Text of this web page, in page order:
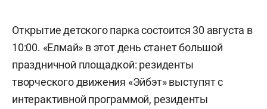
Открытие детского парка состоится 30 августа в
10:00. «Елмай» в этот день станет большой
праздничной площадкой: резиденты
творческого движения «Эйбэт» выступят с
интерактивной программой, резиденты